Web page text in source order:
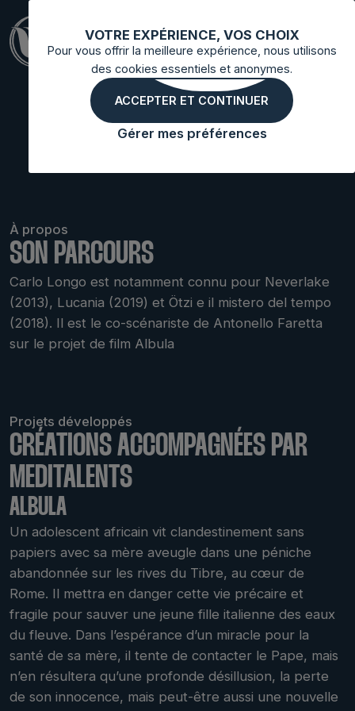
VOTRE EXPÉRIENCE, VOS CHOIX
Pour vous offrir la meilleure expérience, nous utilisons
des cookies essentiels et anonymes.
ACCEPTER ET CONTINUER
Gérer mes préférences
CARLO
LONGO
À propos
SON PARCOURS
Carlo Longo est notamment connu pour Neverlake
(2013), Lucania (2019) et Ötzi e il mistero del tempo
(2018). Il est le co-scénariste de Antonello Faretta
sur le projet de film Albula
Projets développés
CRÉATIONS ACCOMPAGNÉES PAR
MEDITALENTS
ALBULA
Un adolescent africain vit clandestinement sans
papiers avec sa mère aveugle dans une péniche
abandonnée sur les rives du Tibre, au cœur de
Rome. Il mettra en danger cette vie précaire et
fragile pour sauver une jeune fille italienne des eaux
du fleuve. Dans l’espérance d’un miracle pour la
santé de sa mère, il tente de contacter le Pape, mais
n’en résultera qu’une profonde désillusion, la perte
de son innocence, mais peut-être aussi une nouvelle